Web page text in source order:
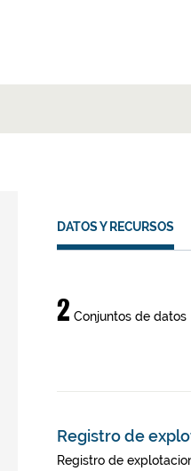
DATOS Y RECURSOS
Datos
y
2 Conjuntos de datos
Registro de
Registro de